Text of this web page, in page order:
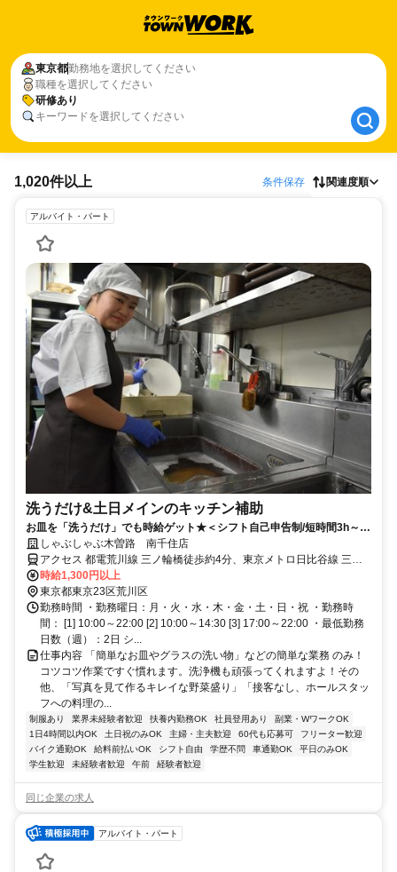
東京都勤務地を選択してください
職種を選択してください
研修あり
キーワードを選択してください
東京都
研修あり
1,020件以上 条件保存 関連度順
アルバイト・パート
洗うだけ&土日メインのキッチン補助
お皿を「洗うだけ」でも時給ゲット★＜シフト自己申告制/短時間3h～/
週2日～＞
しゃぶしゃぶ木曽路 南千住店
アクセス 都電荒川線 三ノ輪橋徒歩約4分、東京メトロ日比谷線 三ノ
輪3番口徒歩約5分、都電荒川線 荒川一中前徒歩約7分 日比谷線「三
ノ輪駅」徒歩約5分
時給1,300円以上
東京都東京23区荒川区
勤務時間 ・勤務曜日：月・火・水・木・金・土・日・祝 ・勤務時
間： [1] 10:00～22:00 [2] 10:00～14:30 [3] 17:00～22:00 ・最低勤務
日数（週）：2日 シ...
仕事内容 「簡単なお皿やグラスの洗い物」などの簡単な業務 のみ！
コツコツ作業ですぐ慣れます。洗浄機も頑張ってくれますよ！その
他、「写真を見て作るキレイな野菜盛り」「接客なし、ホールスタッ
フへの料理の...
制服あり 業界未経験者歓迎 扶養内勤務OK 社員登用あり
副業・WワークOK
1日4時間以内OK
土日祝のみOK 主婦・主夫歓迎 60代も応募可
フリーター歓迎
バイク通勤OK
給料前払いOK シフト自由 学歴不問 車通勤OK
平日のみOK
学生歓迎
未経験者歓迎 午前 経験者歓迎
同じ企業の求人
アルバイト・パート